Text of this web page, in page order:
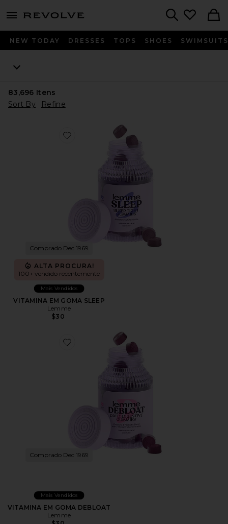
menu - shows more content
NEW TODAY DRESSES TOPS SHOES SWIMSUITS
83,696 Itens
Sort By
Refine
Favorite VITAMINA EM GOMA SLEEP
Comprado Dec 1969
ALTA PROCURA!
100+ vendido recentemente
Mais Vendidos
VITAMINA EM GOMA SLEEP
Lemme
$30
Favorite VITAMINA EM GOMA DEBLOAT
Comprado Dec 1969
Mais Vendidos
VITAMINA EM GOMA DEBLOAT
Lemme